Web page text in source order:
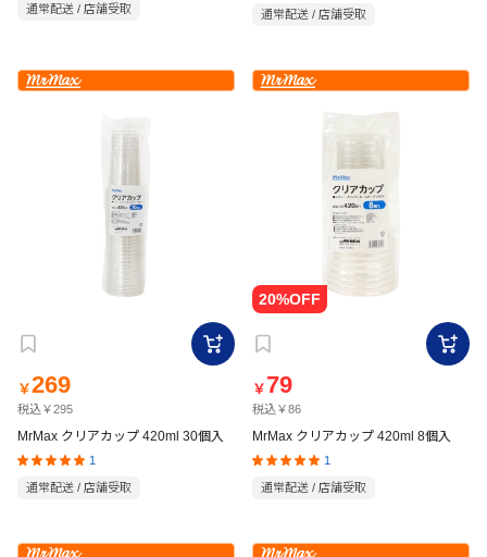
通常配送 / 店舗受取 通常配送 / 店舗受取
￥269
税込￥295
MrMax クリアカップ 420ml 30個入
1
通常配送 / 店舗受取
￥ 79
税込￥86
MrMax クリアカップ 420ml 8個入
1
通常配送 / 店舗受取